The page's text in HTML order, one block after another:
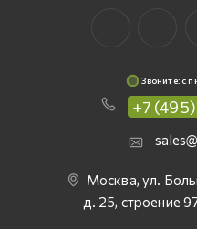
Звоните: c
+7
Москва, ул.
д. 25, строение